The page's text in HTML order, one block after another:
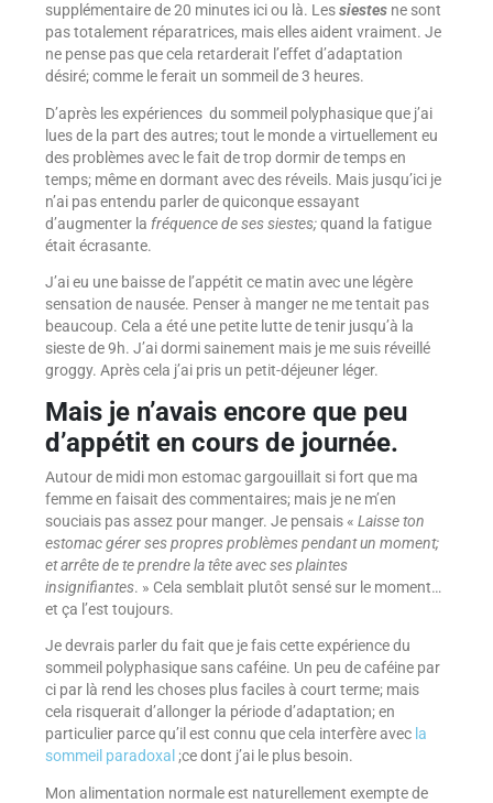
supplémentaire de 20 minutes ici ou là. Lessiestesne sont
pas totalement réparatrices, mais elles aident vraiment. Je
ne pense pas que cela retarderait l’effet d’adaptation
désiré; comme le ferait un sommeil de 3 heures.
D’après les expériences du sommeil polyphasique que j’ai
lues de la part des autres; tout le monde a virtuellement eu
des problèmes avec le fait de trop dormir de temps en
temps; même en dormant avec des réveils. Mais jusqu’ici je
n’ai pas entendu parler de quiconque essayant
d’augmenter la fréquence de ses siestes;quand la fatigue
était écrasante.
J’ai eu une baisse de l’appétit ce matin avec une légère
sensation de nausée. Penser à manger ne me tentait pas
beaucoup. Cela a été une petite lutte de tenir jusqu’à la
sieste de 9h. J’ai dormi sainement mais je me suis réveillé
groggy. Après cela j’ai pris un petit-déjeuner léger.
Mais je n’avais encore que peu
d’appétit en cours de journée.
Autour de midi mon estomac gargouillait si fort que ma
femme en faisait des commentaires; mais je ne m’en
souciais pas assez pour manger. Je pensais « Laisse ton
estomac gérer ses propres problèmes pendant un moment;
et arrête de te prendre la tête avec ses plaintes
insignifiantes. » Cela semblait plutôt sensé sur le moment…
et ça l’est toujours.
Je devrais parler du fait que je fais cette expérience du
sommeil polyphasique sans caféine. Un peu de caféine par
ci par là rend les choses plus faciles à court terme; mais
cela risquerait d’allonger la période d’adaptation; en
particulier parce qu’il est connu que cela interfère avec la
sommeil paradoxal ;ce dont j’ai le plus besoin.
Mon alimentation normale est naturellement exempte de